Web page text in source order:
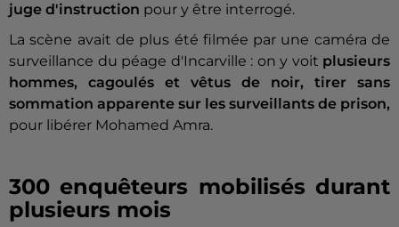
juge d'instruction pour y être interrogé.
La scène avait de plus été filmée par une caméra de
surveillance du péage d'Incarville : on y voit plusieurs
hommes, cagoulés et vêtus de noir, tirer sans
sommation apparente sur les surveillants de prison,
pour libérer Mohamed Amra.
300 enquêteurs mobilisés durant
plusieurs mois